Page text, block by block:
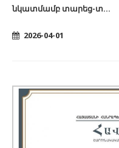
նկատմամբ տարեց-տ...
2026-04-01